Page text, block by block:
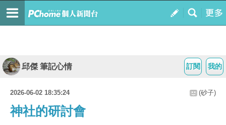
我的
訂閱
邱傑 筆記心情
2026-06-02 18:35:24 (砂子)
神社的研討會